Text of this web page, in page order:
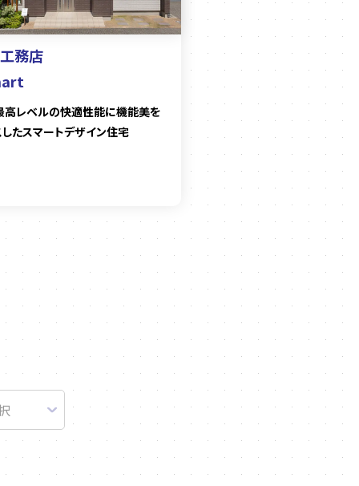
務店
高レベルの快適性能に機能美を
たスマートデザイン住宅